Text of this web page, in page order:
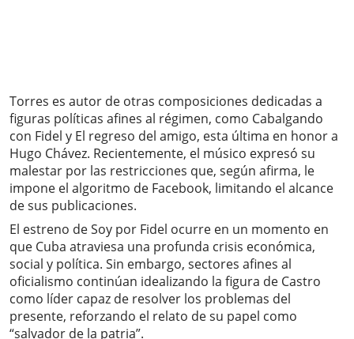
Torres es autor de otras composiciones dedicadas a
figuras políticas afines al régimen, como Cabalgando
con Fidel y El regreso del amigo, esta última en honor a
Hugo Chávez. Recientemente, el músico expresó su
malestar por las restricciones que, según afirma, le
impone el algoritmo de Facebook, limitando el alcance
de sus publicaciones.
El estreno de Soy por Fidel ocurre en un momento en
que Cuba atraviesa una profunda crisis económica,
social y política. Sin embargo, sectores afines al
oficialismo continúan idealizando la figura de Castro
como líder capaz de resolver los problemas del
presente, reforzando el relato de su papel como
“salvador de la patria”.